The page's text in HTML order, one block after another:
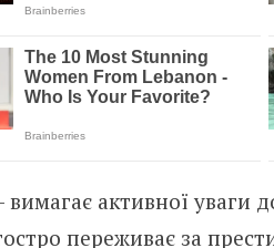
активної уваги
переживає за